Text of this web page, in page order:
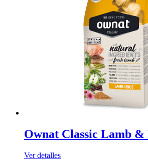
Ownat Classic Lamb &
Ver detalles